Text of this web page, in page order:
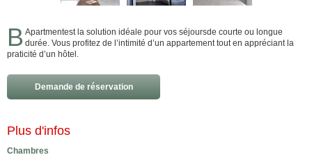
B Apartmentest la solution idéale pour vos séjoursde courte ou longue
durée. Vous profitez de l’intimité d’un appartement tout en appréciant la
praticité d’un hôtel.
Demande de réservation
Plus d'infos
Chambres